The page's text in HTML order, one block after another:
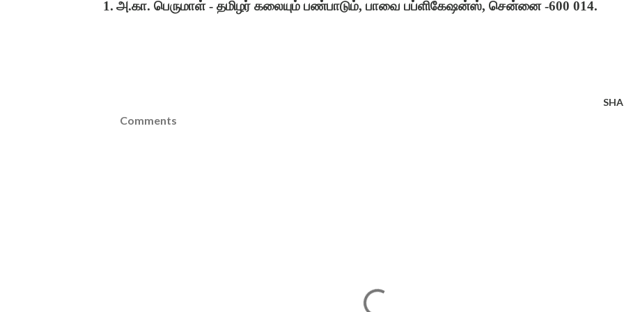
1. அ.கா. பெருமாள் - தமிழர் கலையும் பண்பாடும், பாவை பப்ளிகேஷன்ஸ், சென்னை -600 014.
Comments